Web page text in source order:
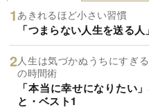
あきれるほど小さい習慣
「つまらない人生を送る
人生は気づかぬうちにすぎ
の時間術
「本当に幸せになりたい
と・ベスト1